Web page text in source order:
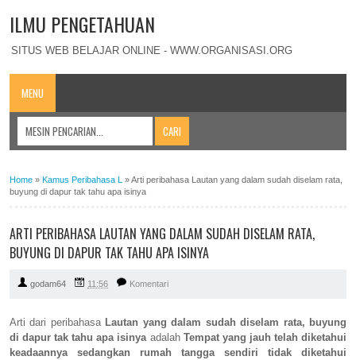
ILMU PENGETAHUAN
SITUS WEB BELAJAR ONLINE - WWW.ORGANISASI.ORG
MENU
Home » Kamus Peribahasa L »Arti peribahasa Lautan yang dalam sudah diselam rata,
buyung di dapur tak tahu apa isinya
ARTI PERIBAHASA LAUTAN YANG DALAM SUDAH DISELAM RATA,
BUYUNG DI DAPUR TAK TAHU APA ISINYA
godam64 11:56 Komentari
Arti dari peribahasa Lautan yang dalam sudah diselam rata, buyung
di dapur tak tahu apa isinyaadalah Tempat yang jauh telah diketahui
keadaannya sedangkan rumah tangga sendiri tidak diketahui